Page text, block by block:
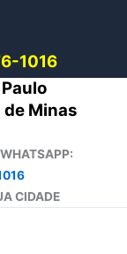
1016
Minas
CIDADE